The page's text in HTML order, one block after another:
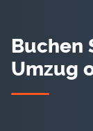
Buchen
Umzug